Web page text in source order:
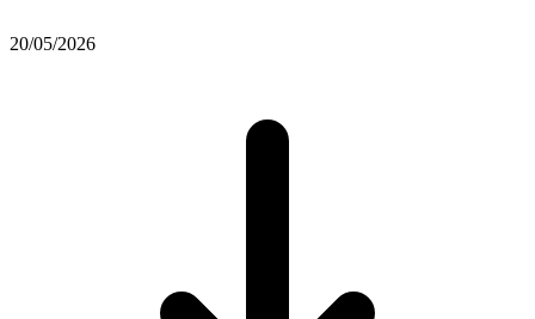
20/05/2026